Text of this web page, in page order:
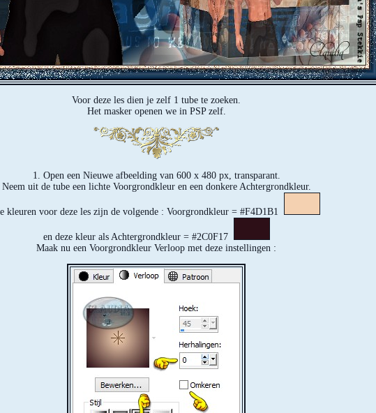
Voor deze les dien je zelf 1 tube te zoeken.
Het masker openen we in PSP zelf.
1. Open een Nieuwe afbeelding van 600 x 480 px, transparant.
Neem uit de tube een lichte Voorgrondkleur en een donkere Achtergrondkleur.
kleuren voor deze les zijn de volgende : Voorgrondkleur = #F4D1B1
en deze kleur als Achtergrondkleur = #2C0F17
Maak nu een Voorgrondkleur Verloop met deze instellingen :